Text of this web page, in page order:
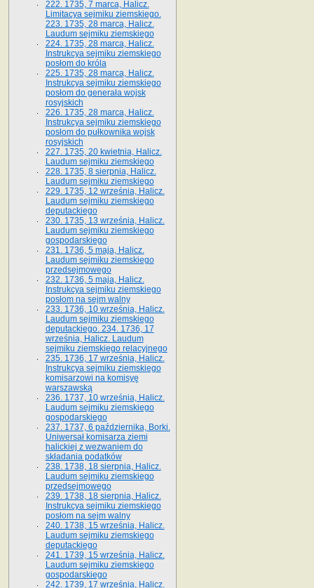
222. 1735, 7 marca, Halicz.
Limitacya sejmiku ziemskiego.
223. 1735, 28 marca, Halicz.
Laudum sejmiku ziemskiego
224. 1735, 28 marca, Halicz.
Instrukcya sejmiku ziemskiego
posłom do króla
225. 1735, 28 marca, Halicz.
Instrukcya sejmiku ziemskiego
posłom do generała wojsk
rosyjskich
226. 1735, 28 marca, Halicz.
Instrukcya sejmiku ziemskiego
posłom do pułkownika wojsk
rosyjskich
227. 1735, 20 kwietnia, Halicz.
Laudum sejmiku ziemskiego
228. 1735, 8 sierpnia, Halicz.
Laudum sejmiku ziemskiego
229. 1735, 12 września, Halicz.
Laudum sejmiku ziemskiego
deputackiego
230. 1735, 13 września, Halicz.
Laudum sejmiku ziemskiego
gospodarskiego
231. 1736, 5 maja, Halicz.
Laudum sejmiku ziemskiego
przedsejmowego
232. 1736, 5 maja, Halicz.
Instrukcya sejmiku ziemskiego
posłom na sejm walny
233. 1736, 10 września, Halicz.
Laudum sejmiku ziemskiego
deputackiego. 234. 1736, 17
września, Halicz. Laudum
sejmiku ziemskiego relacyjnego
235. 1736, 17 września, Halicz.
Instrukcya sejmiku ziemskiego
komisarzowi na komisyę
warszawską
236. 1737, 10 września, Halicz.
Laudum sejmiku ziemskiego
gospodarskiego
237. 1737, 6 października, Borki.
Uniwersał komisarza ziemi
halickiej z wezwaniem do
składania podatków
238. 1738, 18 sierpnia, Halicz.
Laudum sejmiku ziemskiego
przedsejmowego
239. 1738, 18 sierpnia, Halicz.
Instrukcya sejmiku ziemskiego
posłom na sejm walny
240. 1738, 15 września, Halicz.
Laudum sejmiku ziemskiego
deputackiego
241. 1739, 15 września, Halicz.
Laudum sejmiku ziemskiego
gospodarskiego
242. 1739, 17 września, Halicz.